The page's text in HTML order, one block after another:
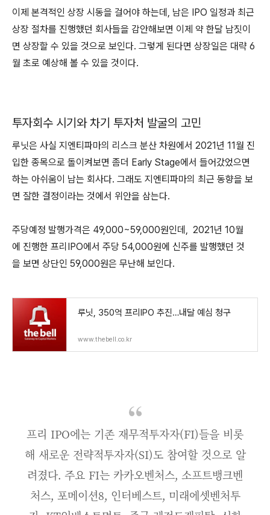
이제 본격적인 상장 시동을 걸어야 하는데, 남은 IPO 일정과 최근
상장 절차를 진행했던 회사들을 감안해보면 이제 약 한달 남짓이
면 상장할 수 있을 것으로 보인다. 그렇게 된다면 상장일은 대략 6
월 초로 예상해 볼 수 있을 것이다.
투자회수 시기와 차기 투자처 발굴의 고민
루닛은 사실 지엔티파마의 리스크 분산 차원에서 2021년 11월 진
입한 종목으로 돌이켜보면 좀더 Early Stage에서 들어갔었으면
하는 아쉬움이 남는 회사다. 그래도 지엔티파마의 최근 동향을 보
면 잘한 결정이라는 것에서 위안을 삼는다.
주당예정 발행가격은 49,000~59,000원인데, 2021년 10월
에 진행한 프리IPO에서 주당 54,000원에 신주를 발행했던 것
을 보면 상단인 59,000원은 무난해 보인다.
루닛, 350억 프리IPO 추진…내달 예심 청구
www.thebell.co.kr
프리 IPO에는 기존 재무적투자자(FI)들을 비롯
해 새로운 전략적투자자(SI)도 참여할 것으로 알
려졌다. 주요 FI는 카카오벤처스, 소프트뱅크벤
처스, 포메이션8, 인터베스트, 미래에셋벤처투